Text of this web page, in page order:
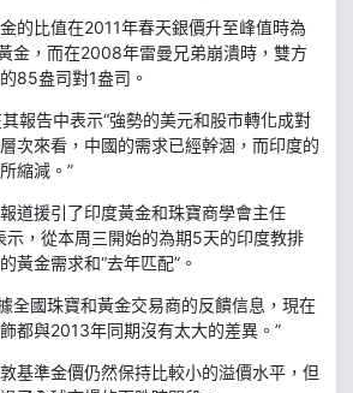
的比值在2011年春天銀價升至峰值時為
金，而在2008年雷曼兄弟崩潰時，雙方
85盎司對1盎司。
報告中表示“強勢的美元和股市轉化成對
次來看，中國的需求已經幹涸，而印度的
縮減。”
道援引了印度黃金和珠寶商學會主任
示，從本周三開始的為期5天的印度教排
黃金需求和“去年匹配”。
全國珠寶和黃金交易商的反饋信息，現在
都與2013年同期沒有太大的差異。”
基準金價仍然保持比較小的溢價水平，但